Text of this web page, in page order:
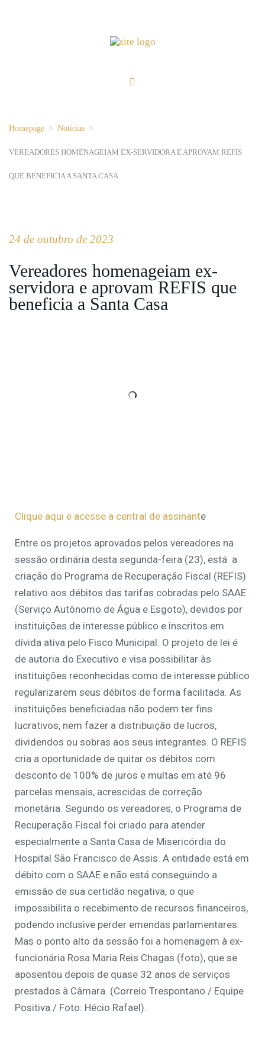
Homepage > Notícias >
VEREADORES HOMENAGEIAM EX-SERVIDORA E APROVAM REFIS
QUE BENEFICIA A SANTA CASA
24 de outubro de 2023
Vereadores homenageiam ex-
servidora e aprovam REFIS que
beneficia a Santa Casa
Clique aqui e acesse a central de assinante
Entre os projetos aprovados pelos vereadores na
sessão ordinária desta segunda-feira (23), está a
criação do Programa de Recuperação Fiscal (REFIS)
relativo aos débitos das tarifas cobradas pelo SAAE
(Serviço Autônomo de Água e Esgoto), devidos por
instituições de interesse público e inscritos em
dívida ativa pelo Fisco Municipal. O projeto de lei é
de autoria do Executivo e visa possibilitar às
instituições reconhecidas como de interesse público
regularizarem seus débitos de forma facilitada. As
instituições beneficiadas não podem ter fins
lucrativos, nem fazer a distribuição de lucros,
dividendos ou sobras aos seus integrantes. O REFIS
cria a oportunidade de quitar os débitos com
desconto de 100% de juros e multas em até 96
parcelas mensais, acrescidas de correção
monetária. Segundo os vereadores, o Programa de
Recuperação Fiscal foi criado para atender
especialmente a Santa Casa de Misericórdia do
Hospital São Francisco de Assis. A entidade está em
débito com o SAAE e não está conseguindo a
emissão de sua certidão negativa, o que
impossibilita o recebimento de recursos financeiros,
podendo inclusive perder emendas parlamentares.
Mas o ponto alto da sessão foi a homenagem à ex-
funcionária Rosa Maria Reis Chagas (foto), que se
aposentou depois de quase 32 anos de serviços
prestados à Câmara. (Correio Trespontano / Equipe
Positiva / Foto: Hécio Rafael).